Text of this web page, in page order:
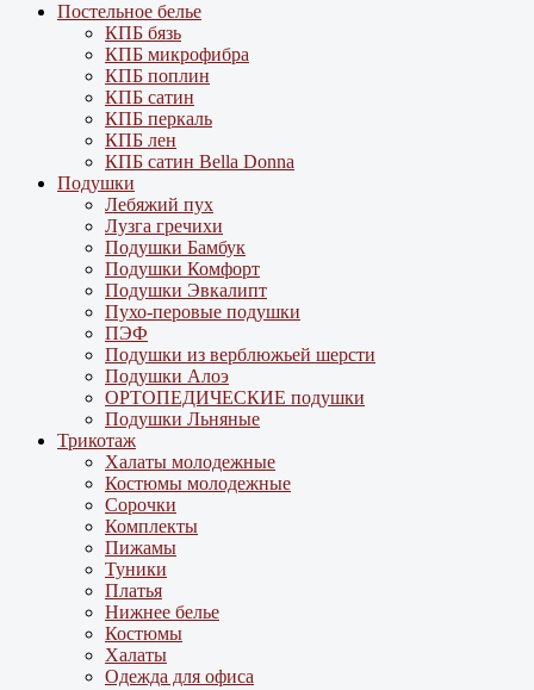
Постельное белье
КПБ бязь
КПБ микрофибра
КПБ поплин
КПБ сатин
КПБ перкаль
КПБ лен
КПБ сатин Bella Donna
Подушки
Лебяжий пух
Лузга гречихи
Подушки Бамбук
Подушки Комфорт
Подушки Эвкалипт
Пухо-перовые подушки
ПЭФ
Подушки из верблюжьей шерсти
Подушки Алоэ
ОРТОПЕДИЧЕСКИЕ подушки
Подушки Льняные
Трикотаж
Халаты молодежные
Костюмы молодежные
Сорочки
Комплекты
Пижамы
Туники
Платья
Нижнее белье
Костюмы
Халаты
Одежда для офиса